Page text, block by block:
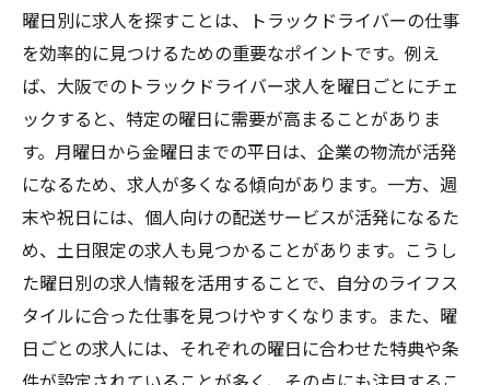
曜日別に求人を探すことは、トラックドライバーの仕事
を効率的に見つけるための重要なポイントです。例え
ば、大阪でのトラックドライバー求人を曜日ごとにチェ
ックすると、特定の曜日に需要が高まることがありま
す。月曜日から金曜日までの平日は、企業の物流が活発
になるため、求人が多くなる傾向があります。一方、週
末や祝日には、個人向けの配送サービスが活発になるた
め、土日限定の求人も見つかることがあります。こうし
た曜日別の求人情報を活用することで、自分のライフス
タイルに合った仕事を見つけやすくなります。また、曜
日ごとの求人には、それぞれの曜日に合わせた特典や条